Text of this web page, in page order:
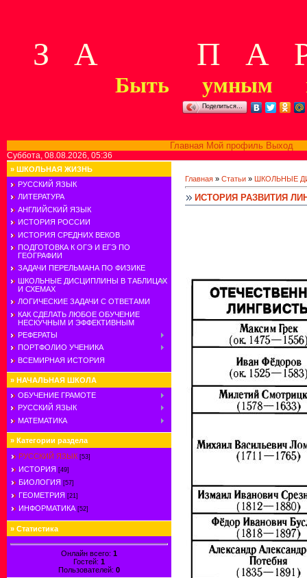
З А П А Р
Быть умным
Поделиться…
Главная Мой профиль Выход
Суббота, 08.08.2026, 05:36
» ШКОЛЬНАЯ ЖИЗНЬ
РУССКИЙ ЯЗЫК
ЛИТЕРАТУРА
АНГЛИЙСКИЙ ЯЗЫК
ИСТОРИЯ РОССИИ
ИСТОРИЯ СРЕДНИХ ВЕКОВ
ПОДГОТОВКА К ОГЭ И ЕГЭ ПО
ГЕОГРАФИИ
ЗАДАЧИ ПЕРЕЛЬМАНА ПО ФИЗИКЕ
ШКОЛЬНЫЕ ДИСЦИПЛИНЫ В ТАБЛИЦАХ
И СХЕМАХ
ЛОГИЧЕСКИЕ ЗАДАЧИ С ОТВЕТАМИ
КАК СДЕЛАТЬ ЛЮБОЕ ОБУЧЕНИЕ
НЕСКУЧНЫМ И ЭФФЕКТИВНЫМ
РЕФЕРАТЫ
ПОРТФОЛИО УЧЕНИКА
ВСЕМИРНАЯ ИСТОРИЯ
» НАЧАЛЬНАЯ ШКОЛА
ОБУЧЕНИЕ ГРАМОТЕ
РУССКИЙ ЯЗЫК
МАТЕМАТИКА
» Категории раздела
РУССКИЙ ЯЗЫК [53]
ИСТОРИЯ [49]
БИОЛОГИЯ [57]
ГЕОМЕТРИЯ [21]
ИНФОРМАТИКА [52]
» Статистика
Онлайн всего: 1
Гостей: 1
Пользователей: 0
Главная » Статьи » ШКОЛЬНЫЕ
ИСТОРИЯ РАЗВИТИЯ